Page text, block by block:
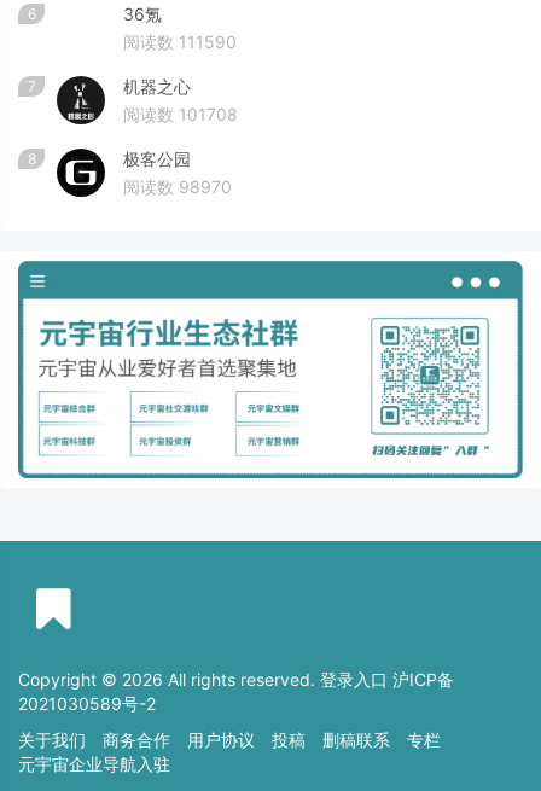
6
36氪
阅读数 111590
7
机器之心
阅读数 101708
8
极客公园
阅读数 98970
Copyright © 2026 All rights reserved. 登录入口 沪ICP备
2021030589号-2
关于我们
商务合作 用户协议 投稿 删稿联系
专栏
元宇宙企业导航入驻